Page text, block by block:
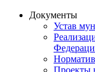
Документы
Устав
Проекты